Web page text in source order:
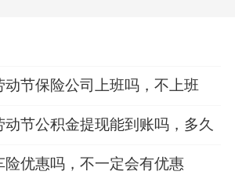
动节保险公司上班吗，不上班
节公积金提现能到账吗，多久
险优惠吗，不一定会有优惠